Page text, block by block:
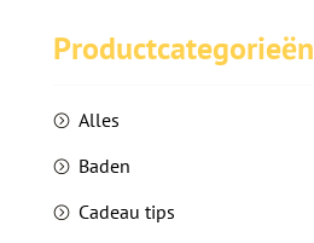
blog
contact
Taalkeuze
en
Productcategorieën
Alles
Baden
Cadeau tips